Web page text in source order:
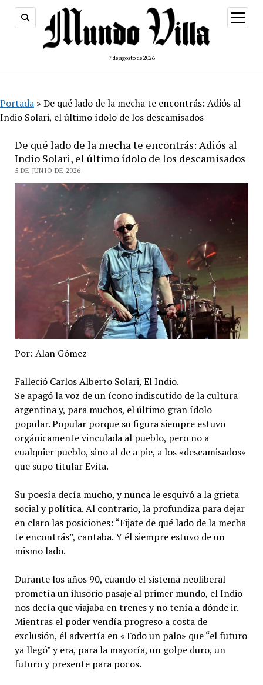
7 de agosto de 2026
abrir
menú
Portada » De qué lado de la mecha te encontrás: Adiós al
Indio Solari, el último ídolo de los descamisados
De qué lado de la mecha te encontrás: Adiós al
Indio Solari, el último ídolo de los descamisados
5 DE JUNIO DE 2026
Por: Alan Gómez
​Falleció Carlos Alberto Solari, El Indio.
Se apagó la voz de un ícono indiscutido de la cultura
argentina y, para muchos, el último gran ídolo
popular. Popular porque su figura siempre estuvo
orgánicamente vinculada al pueblo, pero no a
cualquier pueblo, sino al de a pie, a los «descamisados»
que supo titular Evita.
Su poesía decía mucho, y nunca le esquivó a la grieta
social y política. Al contrario, la profundiza para dejar
en claro las posiciones: “Fijate de qué lado de la mecha
te encontrás”, cantaba. Y él siempre estuvo de un
mismo lado.
​Durante los años 90, cuando el sistema neoliberal
prometía un ilusorio pasaje al primer mundo, el Indio
nos decía que viajaba en trenes y no tenía a dónde ir.
Mientras el poder vendía progreso a costa de
exclusión, él advertía en «Todo un palo» que “el futuro
ya llegó” y era, para la mayoría, un golpe duro, un
futuro y presente para pocos.